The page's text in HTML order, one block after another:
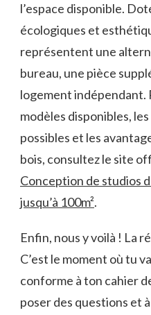
l’espace disponible.
écologiques et
représentent une
bureau, une pièce
logement indépendant.
modèles disponibles,
possibles et les
bois, consultez le site
Conception de studios
jusqu’à 100m².
Enfin, nous y voilà ! La
C’est le moment où tu
conforme à ton cahier
poser des questions et